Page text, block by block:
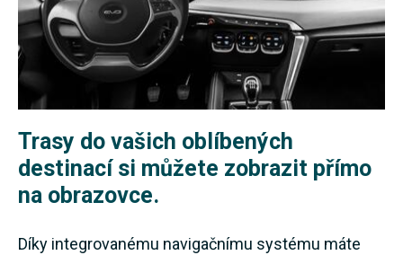
Trasy do vašich oblíbených
destinací si můžete zobrazit přímo
na obrazovce.
Díky integrovanému navigačnímu systému máte